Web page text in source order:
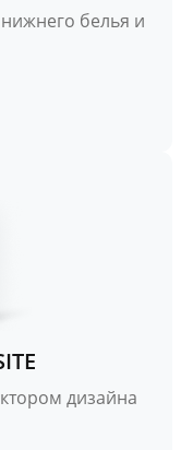
белья и
дизайна